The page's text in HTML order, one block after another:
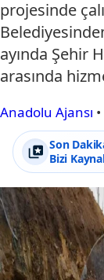
projesinde
ayında Şehir
arasında
Anadolu Ajansı •
Son
Bizi